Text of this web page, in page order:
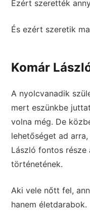
Ezért szerették
És ezért szeretik
Komár
A nyolcvanadik
mert eszünkbe
volna még. De
lehetőséget ad
László fontos része
történetének.
Aki vele nőtt fel,
hanem életdarabok.